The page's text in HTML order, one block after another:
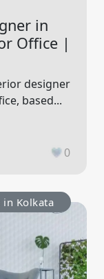
in
Office |
designer
based...
0
in Kolkata